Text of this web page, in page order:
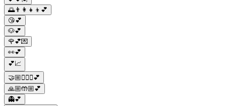
🌅👨‍👩‍👧‍👦💕
😘💕
🐶💕
🌹💕💌
👀💕
💕📈
🤝🏼👩‍❤️‍👨💕
🙏🏼🤲🏼💕
👻💕